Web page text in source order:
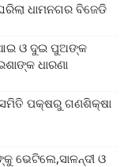
ଧାମନଗର ବିଜେଡି
ଓ ଦୁଇ ପୁଅଙ୍କ
ଧାରଣା
ସମିତି ପକ୍ଷରୁ ଗଣଶିକ୍ଷା
ଭେଟିଲେ,ସାଳନ୍ଦୀ ଓ